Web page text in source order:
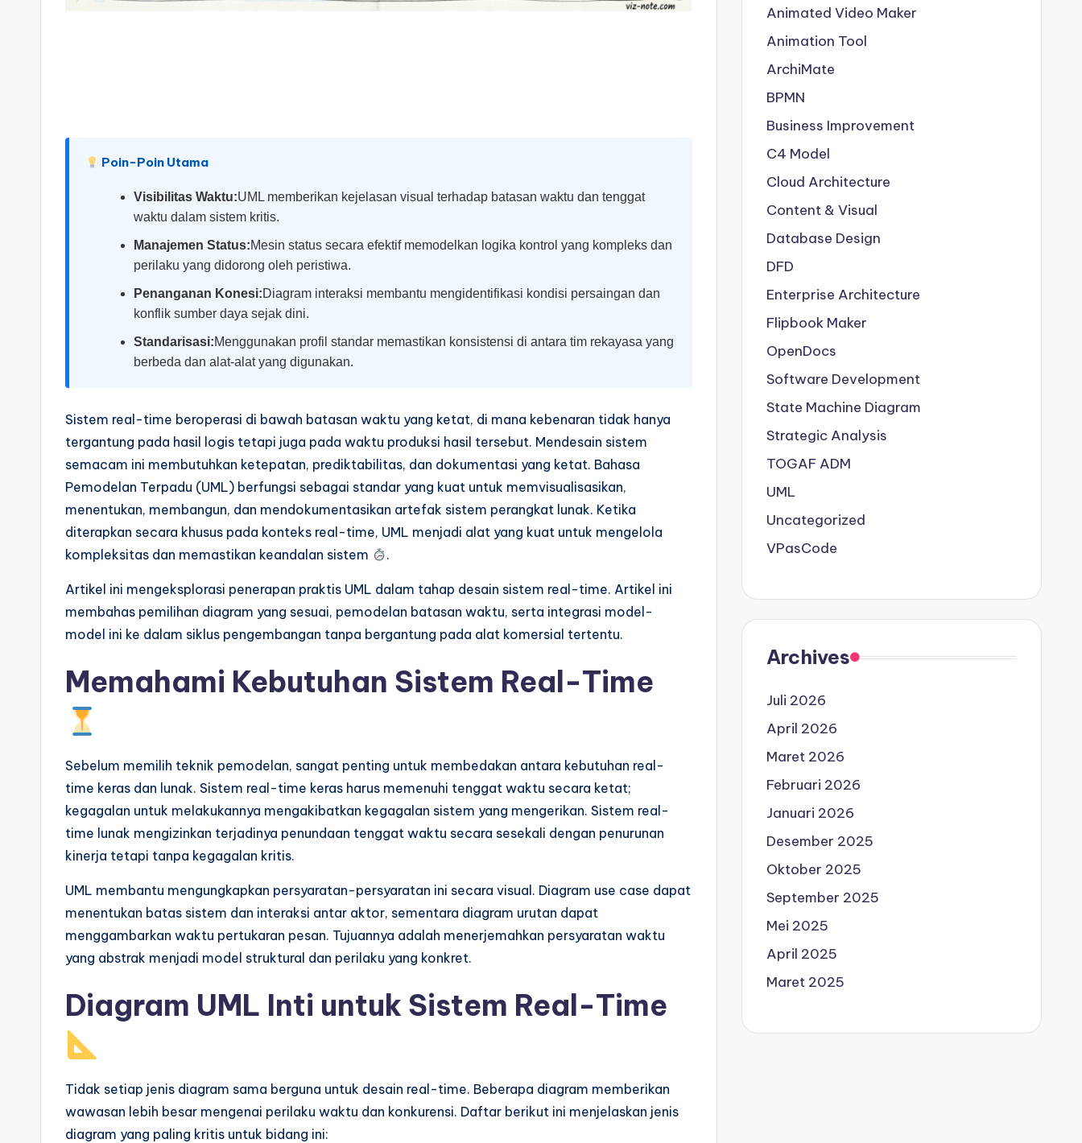
tr
Poin-Poin Utama
Visibilitas Waktu:UML memberikan kejelasan visual terhadap batasan waktu dan tenggat
waktu dalam sistem kritis.
Manajemen Status:Mesin status secara efektif memodelkan logika kontrol yang kompleks dan
perilaku yang didorong oleh peristiwa.
Penanganan Konesi:Diagram interaksi membantu mengidentifikasi kondisi persaingan dan
konflik sumber daya sejak dini.
Standarisasi:Menggunakan profil standar memastikan konsistensi di antara tim rekayasa yang
berbeda dan alat-alat yang digunakan.
Sistem real-time beroperasi di bawah batasan waktu yang ketat, di mana kebenaran tidak hanya
tergantung pada hasil logis tetapi juga pada waktu produksi hasil tersebut. Mendesain sistem
semacam ini membutuhkan ketepatan, prediktabilitas, dan dokumentasi yang ketat. Bahasa
Pemodelan Terpadu (UML) berfungsi sebagai standar yang kuat untuk memvisualisasikan,
menentukan, membangun, dan mendokumentasikan artefak sistem perangkat lunak. Ketika
diterapkan secara khusus pada konteks real-time, UML menjadi alat yang kuat untuk mengelola
kompleksitas dan memastikan keandalan sistem
.
Artikel ini mengeksplorasi penerapan praktis UML dalam tahap desain sistem real-time. Artikel ini
membahas pemilihan diagram yang sesuai, pemodelan batasan waktu, serta integrasi model-
model ini ke dalam siklus pengembangan tanpa bergantung pada alat komersial tertentu.
Memahami Kebutuhan Sistem Real-Time
Sebelum memilih teknik pemodelan, sangat penting untuk membedakan antara kebutuhan real-
time keras dan lunak. Sistem real-time keras harus memenuhi tenggat waktu secara ketat;
kegagalan untuk melakukannya mengakibatkan kegagalan sistem yang mengerikan. Sistem real-
time lunak mengizinkan terjadinya penundaan tenggat waktu secara sesekali dengan penurunan
kinerja tetapi tanpa kegagalan kritis.
UML membantu mengungkapkan persyaratan-persyaratan ini secara visual. Diagram use case dapat
menentukan batas sistem dan interaksi antar aktor, sementara diagram urutan dapat
menggambarkan waktu pertukaran pesan. Tujuannya adalah menerjemahkan persyaratan waktu
yang abstrak menjadi model struktural dan perilaku yang konkret.
Diagram UML Inti untuk Sistem Real-Time
Tidak setiap jenis diagram sama berguna untuk desain real-time. Beberapa diagram memberikan
wawasan lebih besar mengenai perilaku waktu dan konkurensi. Daftar berikut ini menjelaskan jenis
diagram yang paling kritis untuk bidang ini:
Animated Video Maker
Animation Tool
ArchiMate
BPMN
Business Improvement
C4 Model
Cloud Architecture
Content & Visual
Database Design
DFD
Enterprise Architecture
Flipbook Maker
OpenDocs
Software Development
State Machine Diagram
Strategic Analysis
TOGAF ADM
UML
Uncategorized
VPasCode
Archives
Juli 2026
April 2026
Maret 2026
Februari 2026
Januari 2026
Desember 2025
Oktober 2025
September 2025
Mei 2025
April 2025
Maret 2025